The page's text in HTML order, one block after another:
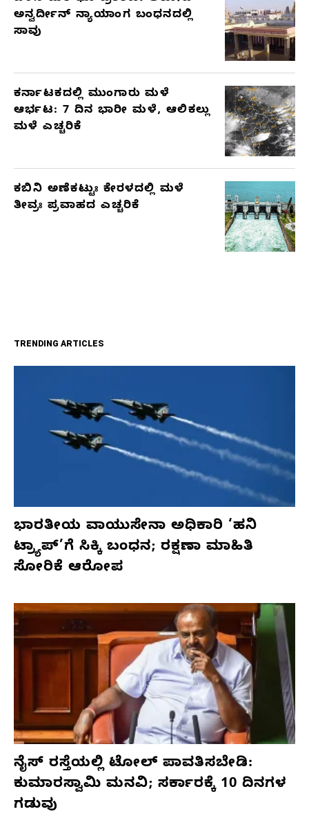
ಅನ್ವರ್ದೀನ್ ನ್ಯಾಯಾಂಗ ಬಂಧನದಲ್ಲಿ
ಸಾವು
ಕರ್ನಾಟಕದಲ್ಲಿ ಮುಂಗಾರು ಮಳೆ
ಆರ್ಭಟ: 7 ದಿನ ಭಾರೀ ಮಳೆ, ಆಲಿಕಲ್ಲು
ಮಳೆ ಎಚ್ಚರಿಕೆ
ಕಬಿನಿ ಅಣೆಕಟ್ಟುಃ ಕೇರಳದಲ್ಲಿ ಮಳೆ
ತೀವ್ರಃ ಪ್ರವಾಹದ ಎಚ್ಚರಿಕೆ
TRENDING ARTICLES
ಭಾರತೀಯ ವಾಯುಸೇನಾ ಅಧಿಕಾರಿ ‘ಹನಿ
ಟ್ರ್ಯಾಪ್’ಗೆ ಸಿಕ್ಕಿ ಬಂಧನ; ರಕ್ಷಣಾ ಮಾಹಿತಿ
ಸೋರಿಕೆ ಆರೋಪ
ನೈಸ್ ರಸ್ತೆಯಲ್ಲಿ ಟೋಲ್ ಪಾವತಿಸಬೇಡಿ:
ಕುಮಾರಸ್ವಾಮಿ ಮನವಿ; ಸರ್ಕಾರಕ್ಕೆ 10 ದಿನಗಳ
ಗಡುವು